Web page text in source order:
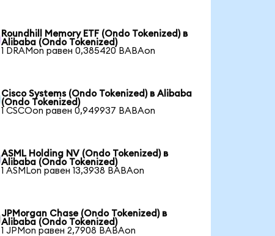
Roundhill Memory ETF (Ondo Tokenized) в
Alibaba (Ondo Tokenized)
1 DRAMon равен 0,385420 BABAon
Cisco Systems (Ondo Tokenized) в Alibaba
(Ondo Tokenized)
1 CSCOon равен 0,949937 BABAon
ASML Holding NV (Ondo Tokenized) в
Alibaba (Ondo Tokenized)
1 ASMLon равен 13,3938 BABAon
JPMorgan Chase (Ondo Tokenized) в
Alibaba (Ondo Tokenized)
1 JPMon равен 2,7908 BABAon